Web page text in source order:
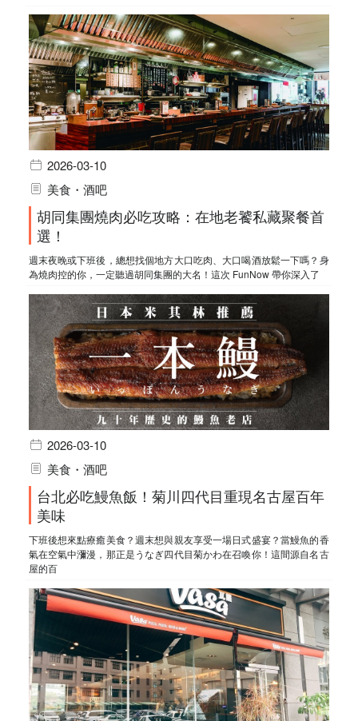
2026-03-10
美食・酒吧
胡同集團燒肉必吃攻略：在地老饕私藏聚餐首
選！
週末夜晚或下班後，總想找個地方大口吃肉、大口喝酒放鬆一下嗎？身
為燒肉控的你，一定聽過胡同集團的大名！這次 FunNow 帶你深入了
2026-03-10
美食・酒吧
台北必吃鰻魚飯！菊川四代目重現名古屋百年
美味
下班後想來點療癒美食？週末想與親友享受一場日式盛宴？當鰻魚的香
氣在空氣中瀰漫，那正是うなぎ四代目菊かわ在召喚你！這間源自名古
屋的百